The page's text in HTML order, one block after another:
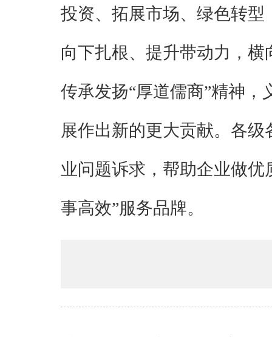
投资、拓展市场、绿色转
向下扎根、提升带动力，
传承发扬“厚道儒商”精神
展作出新的更大贡献。各
业问题诉求，帮助企业做优
事高效”服务品牌。